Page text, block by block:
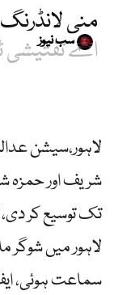
منی
اے تفتیشی
سب نیوز
لاہور،سیشن
تک توسیع کر
لاہور میں
سماعت ہوئی،